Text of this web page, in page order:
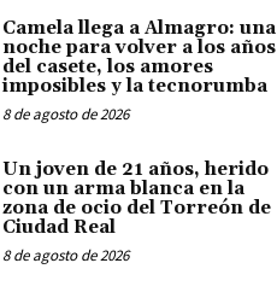
Camela llega a Almagro: una
noche para volver a los años
del casete, los amores
imposibles y la tecnorumba
8 de agosto de 2026
Un joven de 21 años, herido
con un arma blanca en la
zona de ocio del Torreón de
Ciudad Real
8 de agosto de 2026